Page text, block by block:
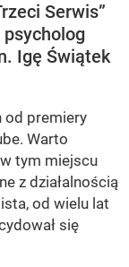
Serwis”
psycholog
Igę Świątek
od premiery
Warto
tym miejscu
z działalnością
od wielu lat
się